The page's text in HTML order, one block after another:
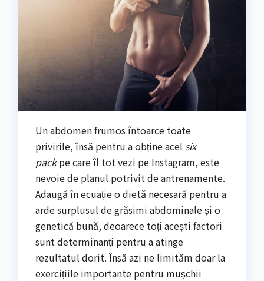
Un abdomen frumos întoarce toate
privirile, însă pentru a obține acel six
packpe care îl tot vezi pe Instagram, este
nevoie de planul potrivit de antrenamente.
Adaugă în ecuație o dietă necesară pentru a
arde surplusul de grăsimi abdominale și o
genetică bună, deoarece toți acești factori
sunt determinanți pentru a atinge
rezultatul dorit. Însă azi ne limităm doar la
exercițiile importante pentru mușchii